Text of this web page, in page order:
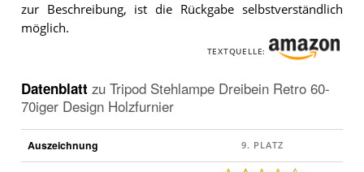
zur Beschreibung, ist die Rückgabe selbstverständlich
möglich.
TEXTQUELLE:
Datenblatt zu Tripod Stehlampe Dreibein Retro 60-
70iger Design Holzfurnier
Auszeichnung